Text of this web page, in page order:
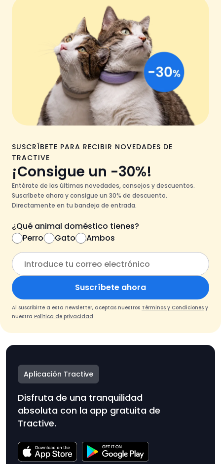
SUSCRÍBETE PARA RECIBIR NOVEDADES DE
TRACTIVE
¡Consigue un -30%!
Entérate de las últimas novedades, consejos y descuentos.
Suscríbete ahora y consigue un 30% de descuento.
Directamente en tu bandeja de entrada.
¿Qué animal doméstico tienes?
Perro
Gato Ambos
Suscríbete ahora
Al suscribirte a esta newsletter, aceptas nuestros Términos y Condiciones y
nuestra Política de privacidad.
Aplicación Tractive
Disfruta de una tranquilidad
absoluta con la app gratuita de
Tractive.